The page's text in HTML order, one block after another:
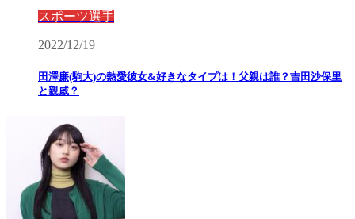
スポーツ選手
2022/12/19
田澤廉(駒大)の熱愛彼女&好きなタイプは！父親は誰？吉田沙保里
と親戚？